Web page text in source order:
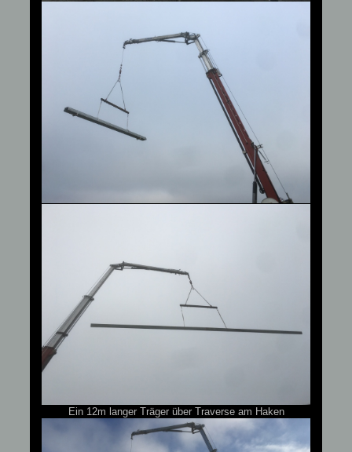
Ein 12m langer Träger über Traverse am Haken